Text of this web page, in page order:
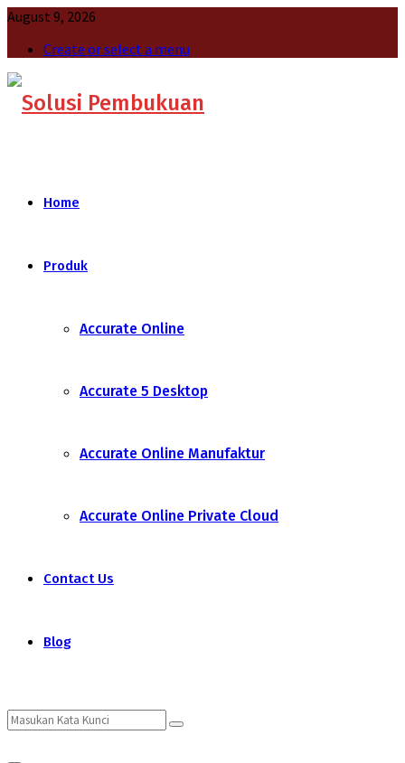
August 9, 2026
Create or select a menu
Home
Produk
Accurate Online
Accurate 5 Desktop
Accurate Online Manufaktur
Accurate Online Private Cloud
Contact Us
Blog
Search
Search